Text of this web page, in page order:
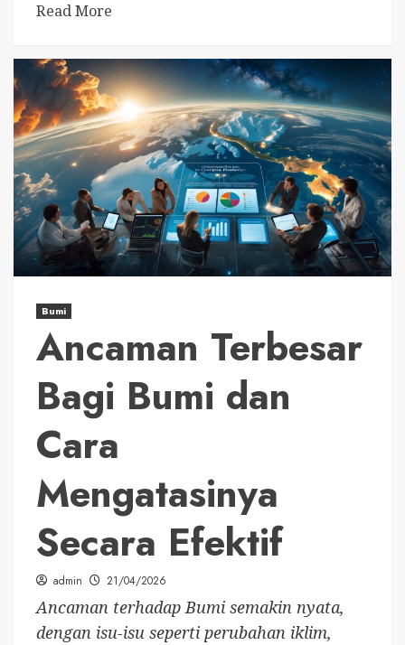
Read More
Bumi
Ancaman Terbesar
Bagi Bumi dan
Cara
Mengatasinya
Secara Efektif
admin 21/04/2026
Ancaman terhadap Bumi semakin nyata,
dengan isu-isu seperti perubahan iklim,